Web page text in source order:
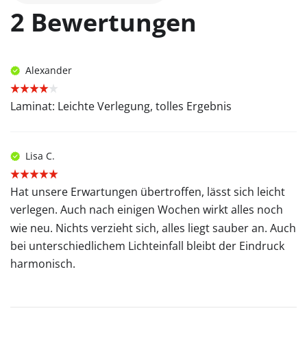
2 Bewertungen
Alexander
Laminat: Leichte Verlegung, tolles Ergebnis
Lisa C.
Hat unsere Erwartungen übertroffen, lässt sich leicht
verlegen. Auch nach einigen Wochen wirkt alles noch
wie neu. Nichts verzieht sich, alles liegt sauber an. Auch
bei unterschiedlichem Lichteinfall bleibt der Eindruck
harmonisch.